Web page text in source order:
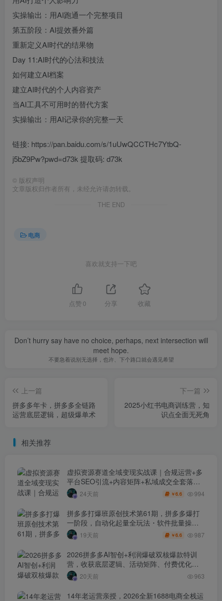
实操输出：用AI跑通一个完整项目
第五阶段：AI提效番外篇
重新定义AI时代的结果物
Day 11:AI时代的心法和技法
如何建立AI档案
建立AI时代的个人内容资产
当AI工具不可用时的替代方案
实操输出：用AI记录你的完整一天
链接: https://pan.baidu.com/s/1uUwQCCTHc7YtbQ-
j5bZ9Pw?pwd=d73k 提取码: d73k
© 版权声明
文章版权归作者所有，未经允许请勿转载。
THE END
电商
喜欢就支持一下吧
点赞 0 分享 收藏
Don’t hurry say have no choice, perhaps, next intersection will
meet hope.
不要急着说别无选择，也许、下个路口就会遇见希望
上一篇
拼多多年卡，拼多多全链路
运营底层逻辑，超级爆单术
下一篇
2025小红书电商训练营，知
识点全面无死角
相关推荐
虚拟资源赛道全域变现实战课｜合规运营+多
平台SEO引流+内容矩阵+私域成交全套落地
玩法24天前 ￥6.6 994
拼多多打爆班原创技术第61期，拼多多爆打
一阶段，自动化起量全玩法・软件批量操
作・投产优化・大促矩阵实战课
19天前 ￥6.6 987
2026拼多多AI智创+利润爆破双核爆款特训
营，收获底层逻辑、活动矩阵、付费优化、
0-1打爆SOP
20天前 963
14年老运营亲授，2026全新1688电商全栈运